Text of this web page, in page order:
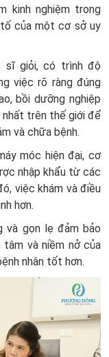
kinh nghiệm trong
của một cơ sở uy
sĩ giỏi, có trình độ
việc rõ ràng đúng
bồi dưỡng nghiệp
trên thế giới để
và chữa bệnh.
móc hiện đại, cơ
nhập khẩu từ các
việc khám và điều
hơn.
và gọn lẹ đảm bảo
tâm và niềm nở của
nhân tốt hơn.